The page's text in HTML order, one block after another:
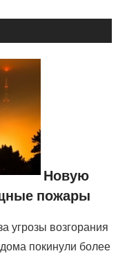
Новую
пожары
угрозы возгорания
покинули более